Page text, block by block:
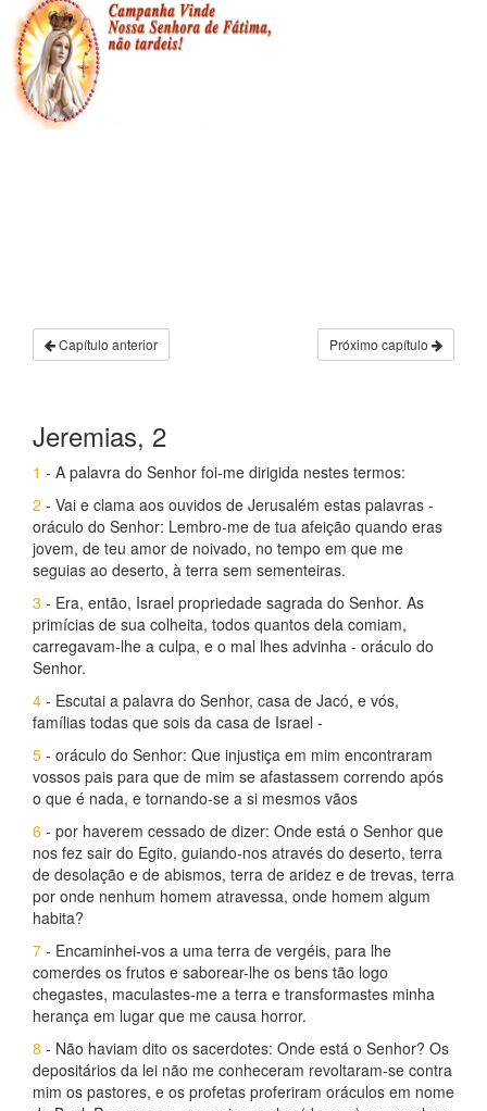
Capítulo anterior Próximo capítulo
Jeremias, 2
1 - A palavra do Senhor foi-me dirigida nestes termos:
2 - Vai e clama aos ouvidos de Jerusalém estas palavras -
oráculo do Senhor: Lembro-me de tua afeição quando eras
jovem, de teu amor de noivado, no tempo em que me
seguias ao deserto, à terra sem sementeiras.
3 - Era, então, Israel propriedade sagrada do Senhor. As
primícias de sua colheita, todos quantos dela comiam,
carregavam-lhe a culpa, e o mal lhes advinha - oráculo do
Senhor.
4 - Escutai a palavra do Senhor, casa de Jacó, e vós,
famílias todas que sois da casa de Israel -
5 - oráculo do Senhor: Que injustiça em mim encontraram
vossos pais para que de mim se afastassem correndo após
o que é nada, e tornando-se a si mesmos vãos
6 - por haverem cessado de dizer: Onde está o Senhor que
nos fez sair do Egito, guiando-nos através do deserto, terra
de desolação e de abismos, terra de aridez e de trevas, terra
por onde nenhum homem atravessa, onde homem algum
habita?
7 - Encaminhei-vos a uma terra de vergéis, para lhe
comerdes os frutos e saborear-lhe os bens tão logo
chegastes, maculastes-me a terra e transformastes minha
herança em lugar que me causa horror.
8 - Não haviam dito os sacerdotes: Onde está o Senhor? Os
depositários da lei não me conheceram revoltaram-se contra
mim os pastores, e os profetas proferiram oráculos em nome